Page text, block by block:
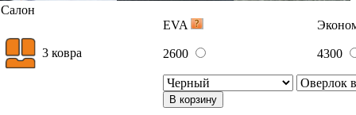
Салон
EVA
3 ковра 2600 4300
В корзину